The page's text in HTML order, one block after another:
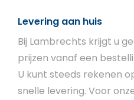
Levering aan huis
Bij Lambrechts krijgt u
prijzen vanaf een
U kunt steeds rekenen
snelle levering. Voor